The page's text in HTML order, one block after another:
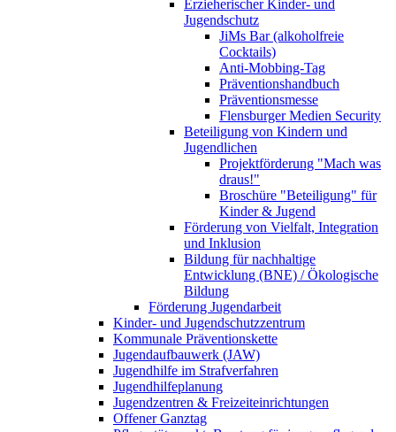
Erzieherischer Kinder- und
Jugendschutz
JiMs Bar (alkoholfreie
Cocktails)
Anti-Mobbing-Tag
Präventionshandbuch
Präventionsmesse
Flensburger Medien Security
Beteiligung von Kindern und
Jugendlichen
Projektförderung "Mach was
draus!"
Broschüre "Beteiligung" für
Kinder & Jugend
Förderung von Vielfalt, Integration
und Inklusion
Bildung für nachhaltige
Entwicklung (BNE) / Ökologische
Bildung
Förderung Jugendarbeit
Kinder- und Jugendschutzzentrum
Kommunale Präventionskette
Jugendaufbauwerk (JAW)
Jugendhilfe im Strafverfahren
Jugendhilfeplanung
Jugendzentren & Freizeiteinrichtungen
Offener Ganztag